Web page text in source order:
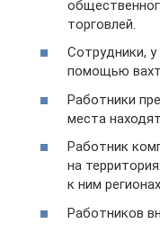
торговлей.
Сотрудники,
помощью
Работники
места
Работник
на
к ним
Работников